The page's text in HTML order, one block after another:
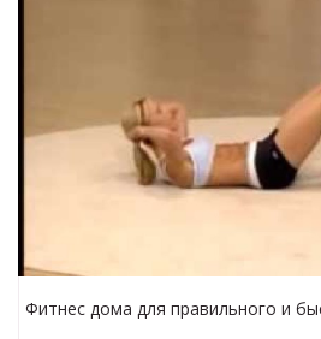
Фитнес дома для правильного и